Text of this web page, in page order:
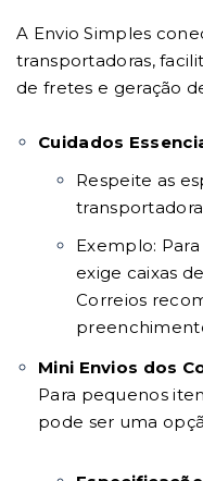
A Envio Simples
transportadoras,
de fretes e geração
Cuidados
Respeite as
Exemplo:
exige caixas
Correios
Mini Envios dos
Para pequenos
pode ser uma